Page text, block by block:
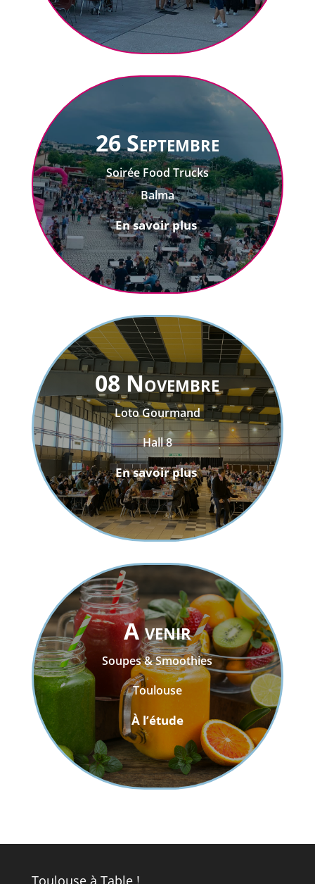
26 Septembre
Soirée Food Trucks
Balma
En savoir plus
08 Novembre
Loto Gourmand
Hall 8
En savoir plus
A venir
Soupes & Smoothies
Toulouse
À l’étude
Toulouse à Table !